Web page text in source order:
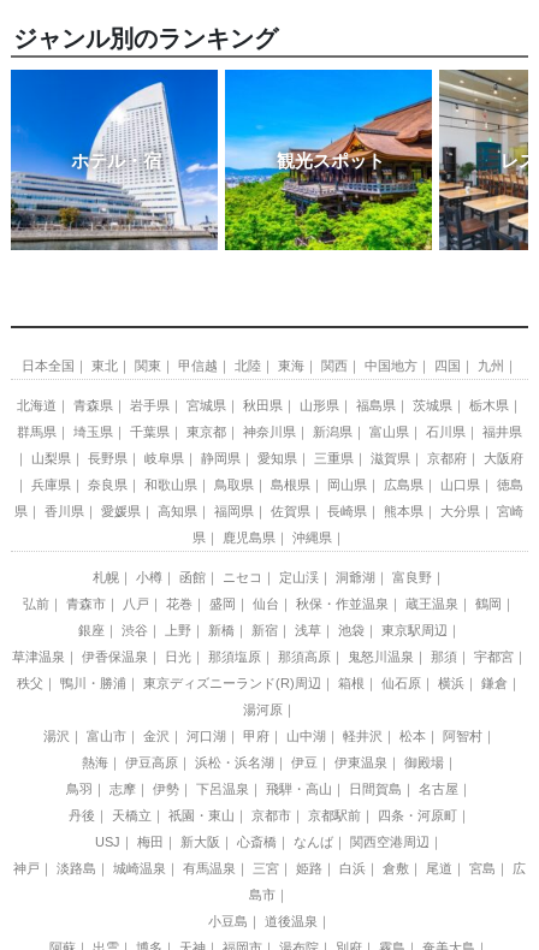
ジャンル別のランキング
ホテル・宿 観光スポット レ
日本全国 東北 関東 甲信越 北陸 東海 関西 中国地方 四国 九州
北海道 青森県 岩手県 宮城県 秋田県 山形県 福島県 茨城県
栃木県
群馬県
埼玉県 千葉県 東京都 神奈川県 新潟県 富山県 石川県
福井県
山梨県
長野県 岐阜県 静岡県 愛知県 三重県 滋賀県 京都府
大阪府
兵庫県
奈良県 和歌山県 鳥取県 島根県 岡山県 広島県 山口県
徳島
県
香川県 愛媛県 高知県 福岡県 佐賀県 長崎県 熊本県 大分県
宮崎
県
鹿児島県 沖縄県
札幌 小樽 函館 ニセコ 定山渓 洞爺湖
富良野
弘前
青森市 八戸 花巻 盛岡 仙台 秋保・作並温泉 蔵王温泉
鶴岡
銀座
渋谷 上野 新橋 新宿 浅草 池袋
東京駅周辺
草津温泉
伊香保温泉 日光 那須塩原 那須高原 鬼怒川温泉 那須
宇都宮
秩父
鴨川・勝浦 東京ディズニーランド(R)周辺 箱根 仙石原 横浜
鎌倉
湯河原
湯沢
富山市 金沢 河口湖 甲府 山中湖 軽井沢 松本
阿智村
熱海
伊豆高原 浜松・浜名湖 伊豆 伊東温泉
御殿場
鳥羽
志摩 伊勢 下呂温泉 飛騨・高山 日間賀島
名古屋
丹後
天橋立 祇園・東山 京都市 京都駅前
四条・河原町
USJ
梅田 新大阪 心斎橋 なんば
関西空港周辺
神戸
淡路島 城崎温泉 有馬温泉 三宮 姫路 白浜 倉敷 尾道 宮島
広
島市
小豆島
道後温泉